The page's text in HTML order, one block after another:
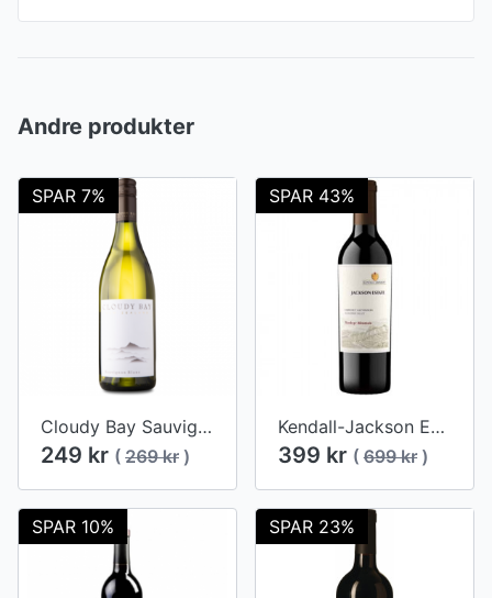
Andre produkter
SPAR 7%
Cloudy Bay Sauvignon Blanc 2023
249 kr ( 269 kr )
SPAR 43%
Kendall-Jackson Estates Collection Hawkeye Mountain Cabernet Sauvignon 2017
399 kr ( 699 kr )
SPAR 10% SPAR 23%